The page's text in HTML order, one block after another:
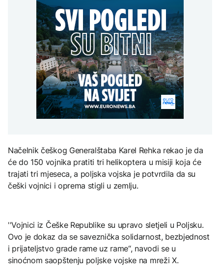
selima Poljice Petrovo i
Marići
AKTUELNO
Kritično u Trebinju: Vatra
se približila kućama u
selima Poljice Petrovo i
Marići
Plan da se u Crnoj Gori
prave centri za prihvat
migranata? Spajić:
Nismo vodili pregovore
Hegsetha zbog
nestašice naoružanja;
Oglasio se predsjednik
AKTUELNO
Rusija: Masovan napad
dronovima na Jaroslavlj,
meta navodno bila
rafinerija
duhovi”
TEHNOLOGIJA
Dio rakete SpaceX
velikom brzinom pada
na Mjesec
TEHNOLOGIJA
otpada izdvaja zlato
Načelnik češkog Generalštaba Karel Rehka rekao je da
će do 150 vojnika pratiti tri helikoptera u misiji koja će
trajati tri mjeseca, a poljska vojska je potvrdila da su
češki vojnici i oprema stigli u zemlju.
''Vojnici iz Češke Republike su upravo sletjeli u Poljsku.
Ovo je dokaz da se saveznička solidarnost, bezbjednost
i prijateljstvo grade rame uz rame“, navodi se u
sinoćnom saopštenju poljske vojske na mreži X.